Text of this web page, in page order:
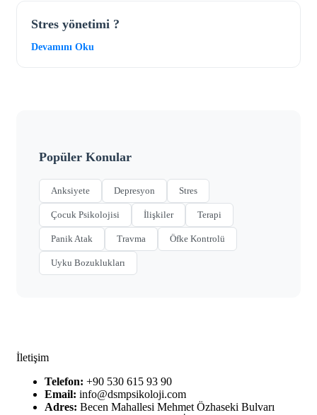
Stres yönetimi ?
Devamını Oku
Popüler Konular
Anksiyete Depresyon Stres
Çocuk Psikolojisi İlişkiler Terapi
Panik Atak Travma Öfke Kontrolü
Uyku Bozuklukları
İletişim
Telefon: +90 530 615 93 90
Email: info@dsmpsikoloji.com
Adres: Becen Mahallesi Mehmet Özhaseki Bulvarı